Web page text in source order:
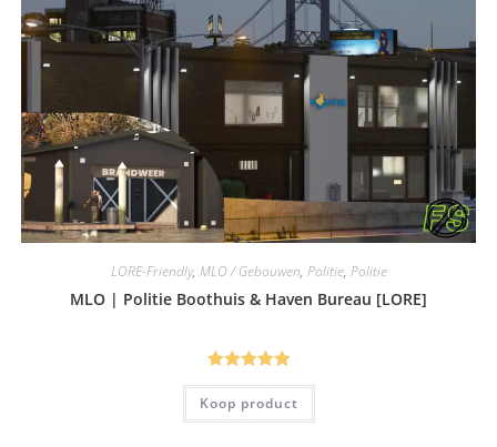
LORE-Friendly, MLO / Gebouwen, Politie, Politie
MLO | Politie Boothuis & Haven Bureau [LORE]
Gewaardeerd
5.00uit 5
Koop product